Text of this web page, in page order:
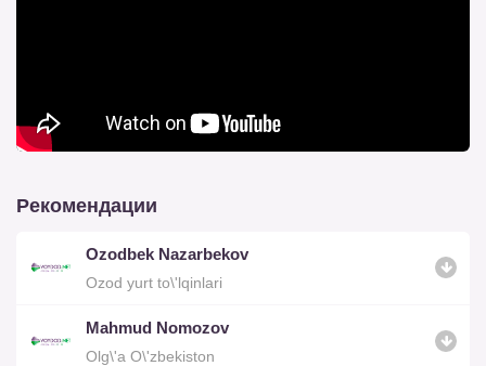
Рекомендации
Ozodbek Nazarbekov
Ozod yurt to\'lqinlari
Mahmud Nomozov
Olg\'a O\'zbekiston